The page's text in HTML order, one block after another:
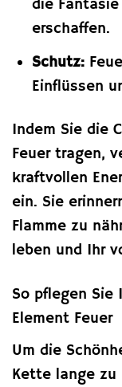
die
erschaffen.
Schutz:
Einflüssen
Indem Sie die
Feuer tragen,
kraftvollen
ein. Sie
Flamme zu
leben und Ihr
So pflegen Sie
Element Feuer
Um die
Kette lange zu